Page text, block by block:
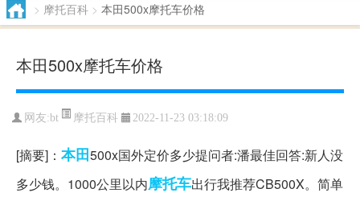
> 摩托百科 > 本田500x摩托车价格
本田500x摩托车价格
网友:bt 摩托百科 2022-11-23 03:18:09
[摘要]： 本田500x国外定价多少提问者:潘最佳回答:新人没
多少钱。1000公里以内摩托车出行我推荐CB500X。简单